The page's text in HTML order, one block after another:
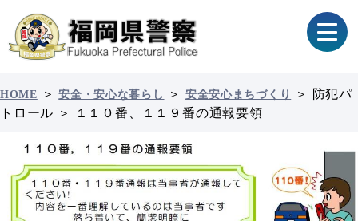
HOME ＞安全・安心な暮らし ＞ 安全安心まちづくり ＞
防犯パ
トロール ＞ １１０番、１１９番の通報要領